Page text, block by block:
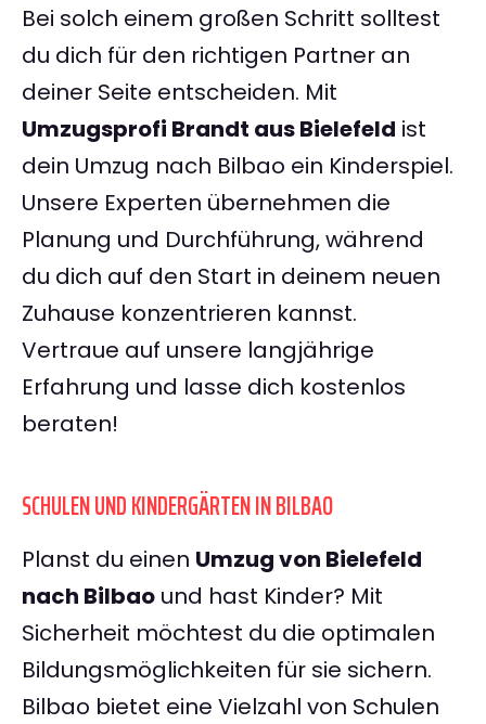
Bei solch einem großen Schritt solltest
du dich für den richtigen Partner an
deiner Seite entscheiden. Mit
Umzugsprofi Brandt aus Bielefeld ist
dein Umzug nach Bilbao ein Kinderspiel.
Unsere Experten übernehmen die
Planung und Durchführung, während
du dich auf den Start in deinem neuen
Zuhause konzentrieren kannst.
Vertraue auf unsere langjährige
Erfahrung und lasse dich kostenlos
beraten!
SCHULEN UND KINDERGÄRTEN IN BILBAO
Planst du einen Umzug von Bielefeld
nach Bilbao und hast Kinder? Mit
Sicherheit möchtest du die optimalen
Bildungsmöglichkeiten für sie sichern.
Bilbao bietet eine Vielzahl von Schulen